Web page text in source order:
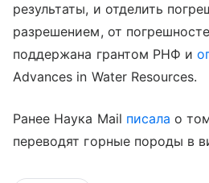
результаты, и отделить
разрешением, от
поддержана грантом РНФ и
Advances in Water Resources.
Ранее Наука Mail писала о
переводят горные породы в